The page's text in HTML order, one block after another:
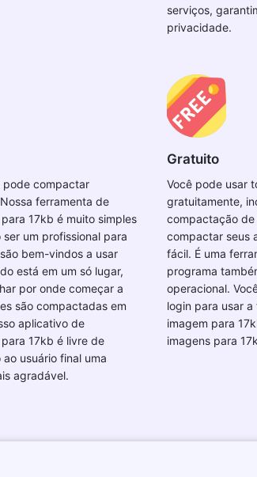
serviços,
privacidade.
pode compactar
ferramenta de
17kb é muito simples
um profissional para
bem-vindos a usar
está em um só lugar,
por onde começar a
são compactadas em
aplicativo de
17kb é livre de
usuário final uma
agradável.
Gratuito
Você pode usar
gratuitamente,
compactação de
compactar seus
fácil. É uma
programa
operacional.
login para usar
imagem para
imagens para